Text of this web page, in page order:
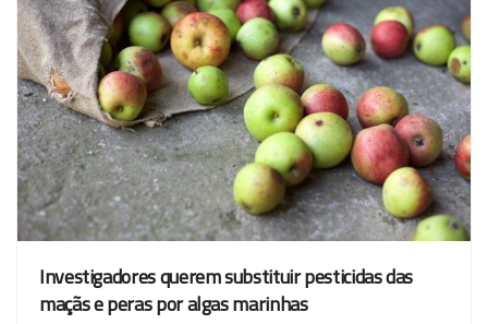
Investigadores querem substituir pesticidas das
maçãs e peras por algas marinhas